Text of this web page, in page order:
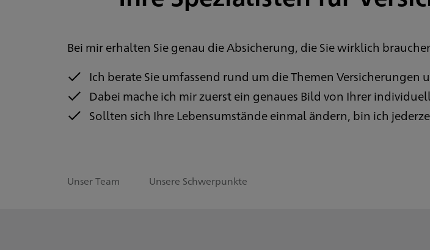
Bei mir erhalten Sie genau die Absicherung, die Sie wirklich
Ich berate Sie umfassend rund um die Themen Versicherungen
Dabei mache ich mir zuerst ein genaues Bild von Ihrer
Sollten sich Ihre Lebensumstände einmal ändern, bin ich
Unser Team Unsere Schwerpunkte